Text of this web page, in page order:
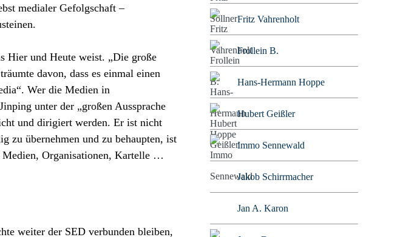
medialer Gefolgschaft –
Hier und Heute weist. „Die große
davon, dass es einmal einen
Wer die Medien in
unter der „großen Aussprache
und dirigiert werden. Er ist nicht
zu übernehmen und zu behaupten, ist
Organisationen, Kartelle …
weiter der SED verbunden bleiben,
Fritz Vahrenholt
Frollein B.
Hans-Hermann Hoppe
Hubert Geißler
Immo Sennewald
Jakob Schirrmacher
Jan A. Karon